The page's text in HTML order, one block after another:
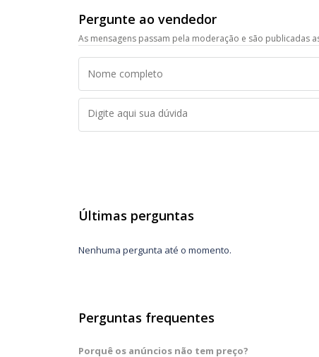
Pergunte ao vendedor
As mensagens passam pela moderação e são publicadas
Últimas perguntas
Nenhuma pergunta até o momento.
Perguntas frequentes
Porquê os anúncios não tem preço?